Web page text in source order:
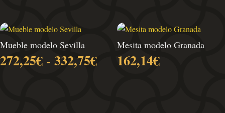
Mueble modelo Sevilla
272,25€ - 332,75€Rango
Mesita modelo Granada
162,14€